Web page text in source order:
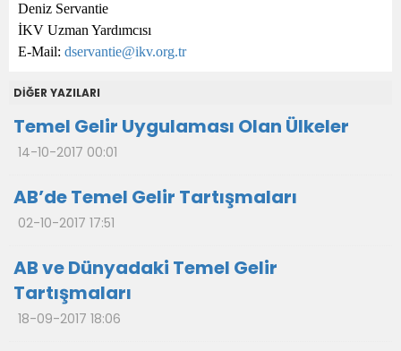
Deniz Servantie
İKV Uzman Yardımcısı
E-Mail: dservantie@ikv.org.tr
DİĞER YAZILARI
Temel Gelir Uygulaması Olan Ülkeler
14-10-2017 00:01
AB’de Temel Gelir Tartışmaları
02-10-2017 17:51
AB ve Dünyadaki Temel Gelir
Tartışmaları
18-09-2017 18:06